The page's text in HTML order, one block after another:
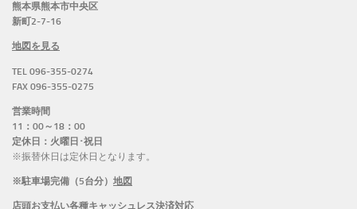
熊本県熊本市中央区
新町2-7-16
地図を見る
TEL 096-355-0274
FAX 096-355-0275
営業時間
11：00～18：00
定休日：火曜日･祝日
※振替休日は定休日となります。
※駐車場完備（5台分） 地図
店頭お支払い各種キャッシュレス決済対応